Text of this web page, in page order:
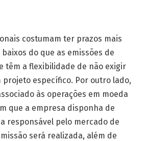
costumam ter prazos mais
do que as emissões de
têm a flexibilidade de não exigir
projeto específico. Por outro lado,
às operações em moeda
que a empresa disponha de
responsável pelo mercado de
será realizada, além de